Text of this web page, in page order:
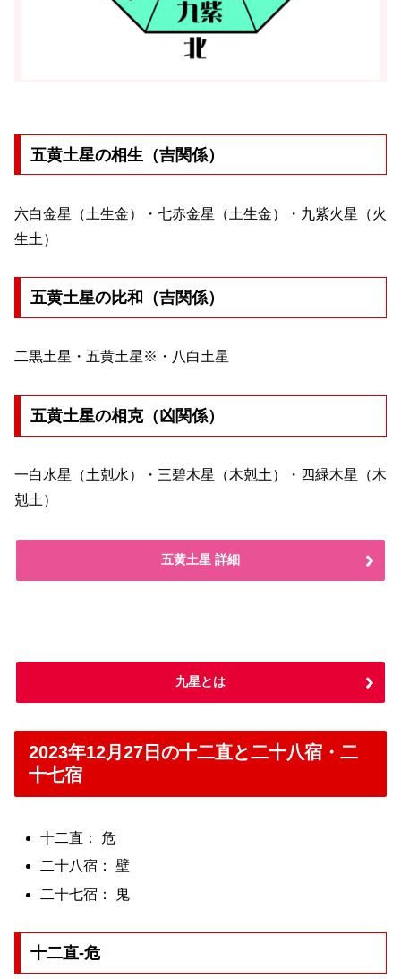
五黄土星の相生（吉関係）
六白金星（土生金）・七赤金星（土生金）・九紫火星（火
生土）
五黄土星の比和（吉関係）
二黒土星・五黄土星※・八白土星
五黄土星の相克（凶関係）
一白水星（土剋水）・三碧木星（木剋土）・四緑木星（木
剋土）
五黄土星 詳細
九星とは
2023年12月27日の十二直と二十八宿・二
十七宿
十二直： 危
二十八宿： 壁
二十七宿： 鬼
十二直-危